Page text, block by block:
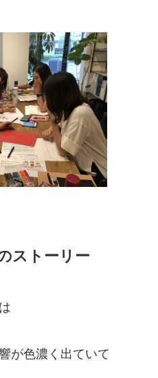
ストーリー
が色濃く出ていて